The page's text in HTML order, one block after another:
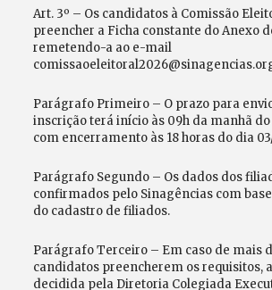
Art. 3º – Os candidatos à Comissão
preencher a Ficha constante do Anexo
remetendo-a ao e-mail
Parágrafo Primeiro – O prazo para
inscrição terá início às 09h da manhã
com encerramento às 18 horas do dia
Parágrafo Segundo – Os dados dos
confirmados pelo Sinagências com
do cadastro de filiados.
Parágrafo Terceiro – Em caso de mais
candidatos preencherem os requisitos,
decidida pela Diretoria Colegiada